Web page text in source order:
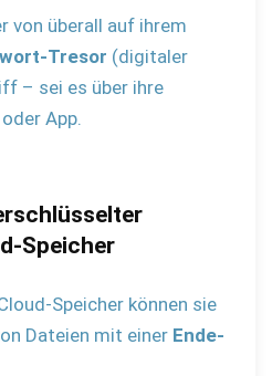
von überall auf ihrem
Tresor (digitaler
– sei es über ihre
App.
Speicher
Speicher können sie
Dateien mit einer Ende-